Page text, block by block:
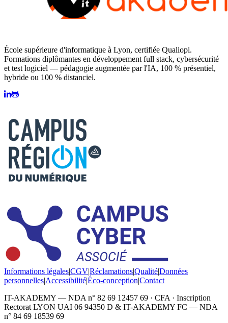
École supérieure d'informatique à Lyon, certifiée Qualiopi.
Formations diplômantes en développement full stack, cybersécurité
et test logiciel — pédagogie augmentée par l'IA, 100 % présentiel,
hybride ou 100 % distanciel.
Informations légales|CGV|Réclamations|Qualité|Données
personnelles|Accessibilité|Éco-conception|Contact
IT-AKADEMY — NDA n° 82 69 12457 69 · CFA · Inscription
Rectorat LYON UAI 06 94350 D & IT-AKADEMY FC — NDA
n° 84 69 18539 69